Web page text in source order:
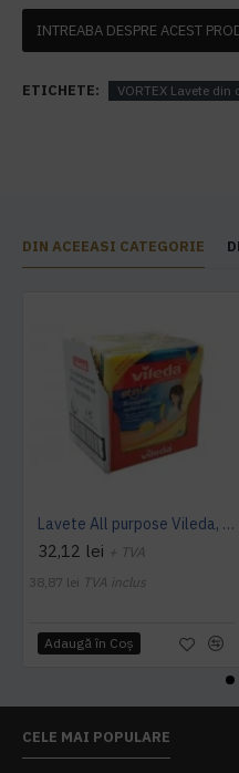
INTREABA DESPRE ACEST
ETICHETE: VORTEX Lavete din
DIN ACEEASI CATEGORIE
Lavete All purpose Vileda, 38 x 40 cm, 10 buc. / pachet
32,12 lei + TVA
38,87 lei TVA inclus
Adaugă în Coş
CELE MAI POPULARE